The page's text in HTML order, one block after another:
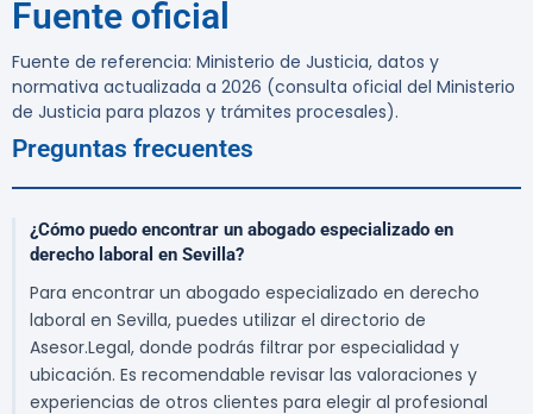
Fuente oficial
Fuente de referencia: Ministerio de Justicia, datos y
normativa actualizada a 2026 (consulta oficial del Ministerio
de Justicia para plazos y trámites procesales).
Preguntas frecuentes
¿Cómo puedo encontrar un abogado especializado en
derecho laboral en Sevilla?
Para encontrar un abogado especializado en derecho
laboral en Sevilla, puedes utilizar el directorio de
Asesor.Legal, donde podrás filtrar por especialidad y
ubicación. Es recomendable revisar las valoraciones y
experiencias de otros clientes para elegir al profesional